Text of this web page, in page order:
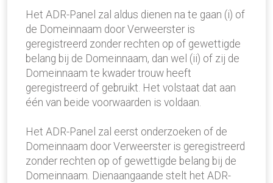
Het ADR-Panel zal aldus dienen na te gaan (i) of
de Domeinnaam door Verweerster is
geregistreerd zonder rechten op of gewettigde
belang bij de Domeinnaam, dan wel (ii) of zij de
Domeinnaam te kwader trouw heeft
geregistreerd of gebruikt. Het volstaat dat aan
één van beide voorwaarden is voldaan.
Het ADR-Panel zal eerst onderzoeken of de
Domeinnaam door Verweerster is geregistreerd
zonder rechten op of gewettigde belang bij de
Domeinnaam. Dienaangaande stelt het ADR-